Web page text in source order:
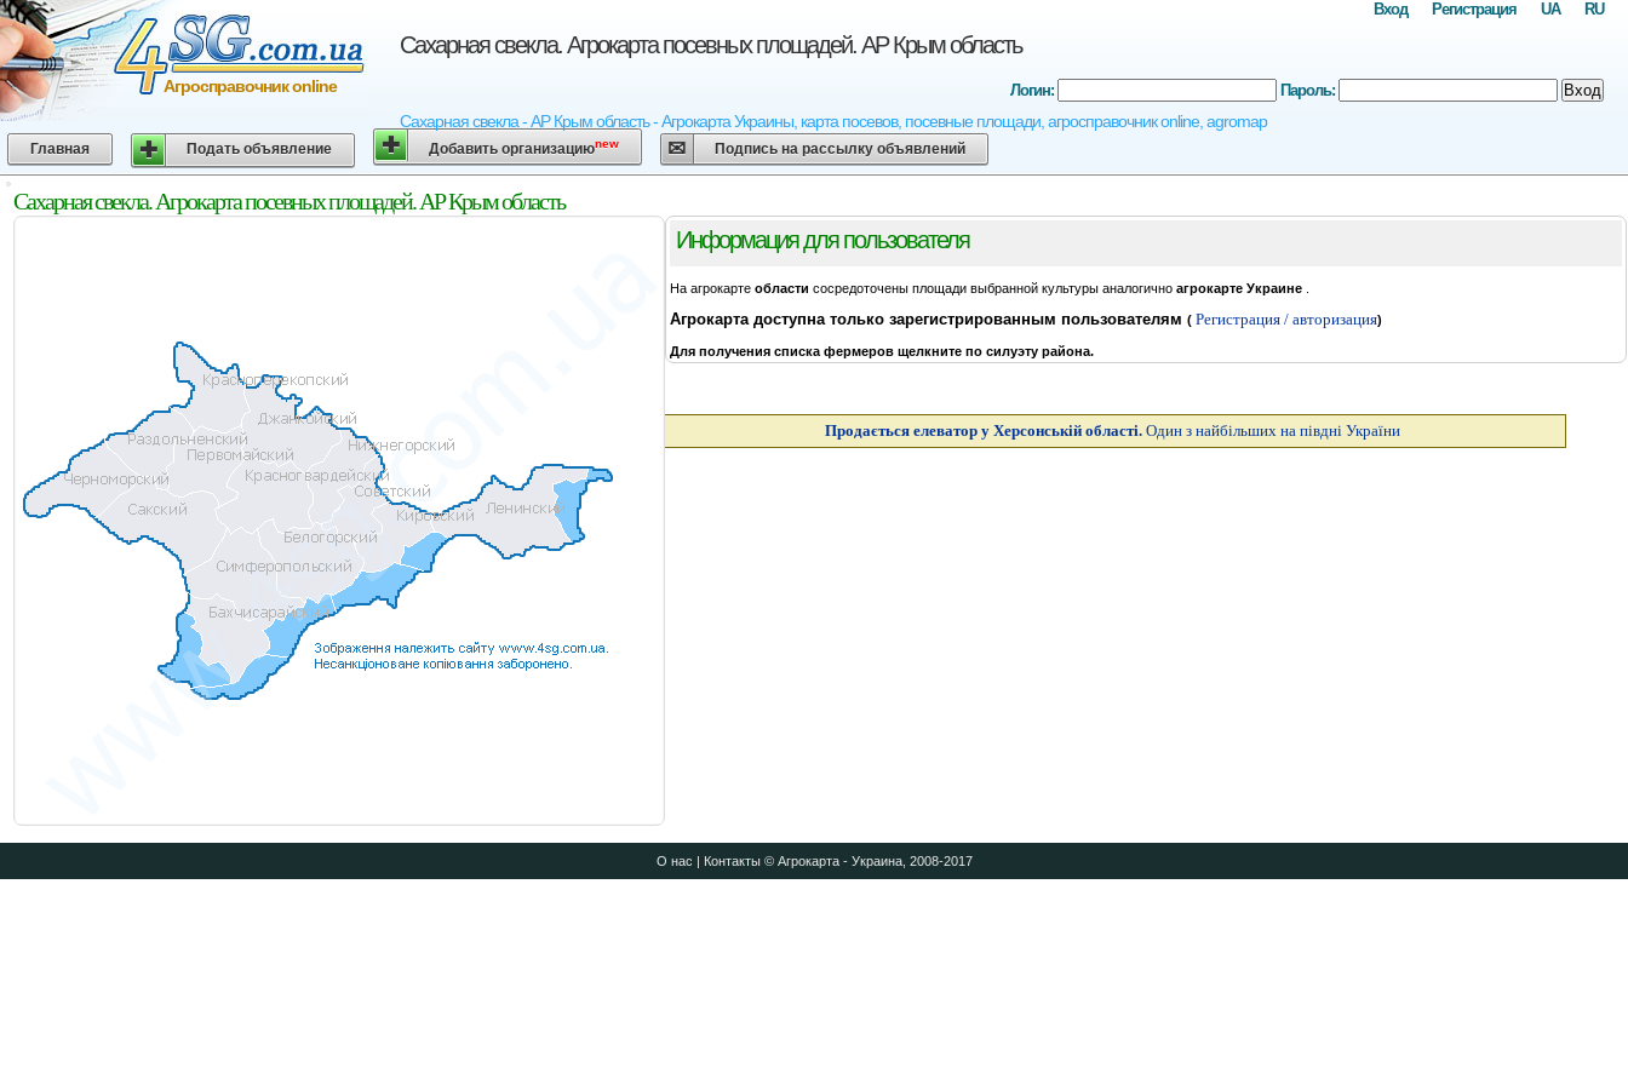
Сахарная свекла. Агрокарта посевных площадей. АР Крым область
Сахарная свекла - АР Крым область - Агрокарта Украины, карта посевов, посевные площади, агросправочник online, agromap
Агросправочник online
RU
UA
Регистрация
Вход
Логин: Пароль: Вход
Главная Подать объявление Добавить организациюnew Подпись на рассылку объявлений
Сахарная свекла. Агрокарта посевных площадей. АР Крым область
Информация для пользователя
На агрокарте области сосредоточены площади выбранной культуры аналогично агрокарте Украине
Агрокарта доступна только зарегистрированным пользователям ( Регистрация / авторизация)
Для получения списка фермеров щелкните по силуэту района.
Продається елеватор у Херсонській області. Один з найбільших на півдні України
О нас | Контакты© Агрокарта - Украина, 2008-2017